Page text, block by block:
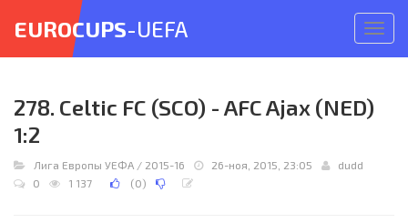
меню
EUROCUPS-UEFA
278. Celtic FC (SCO) - AFC Ajax (NED)
1:2
Лига Европы УЕФА / 2015-16 26-ноя, 2015, 23:05
dudd
0
1 137 (0)